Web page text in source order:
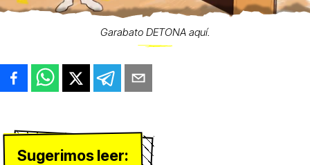
Garabato DETONA aquí.
Sugerimos leer: